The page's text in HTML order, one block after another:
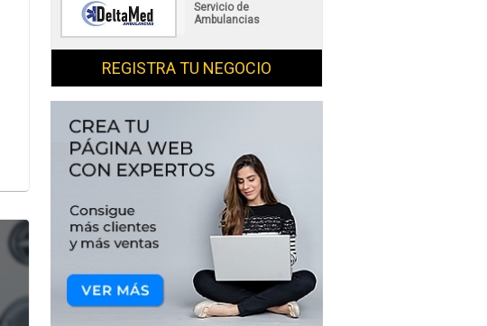
Servicio de
Ambulancias
REGISTRA TU NEGOCIO